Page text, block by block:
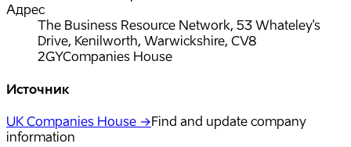
Адрес
The Business Resource Network, 53 Whateley's
Drive, Kenilworth, Warwickshire, CV8
2GYCompanies House
Источник
UK Companies House →Find and update company
information